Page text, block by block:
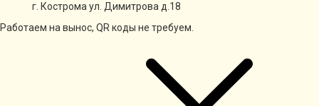
г. Кострома ул. Димитрова д.18
Работаем на вынос, QR коды не требуем.